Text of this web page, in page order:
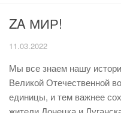
ZA МИР!
11.03.2022
Мы все знаем нашу
Великой Отечественной
единицы, и тем важнее